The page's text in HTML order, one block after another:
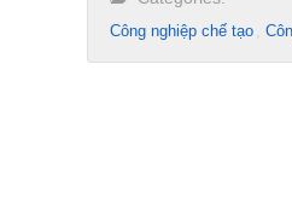
Công nghiệp chế tạo​